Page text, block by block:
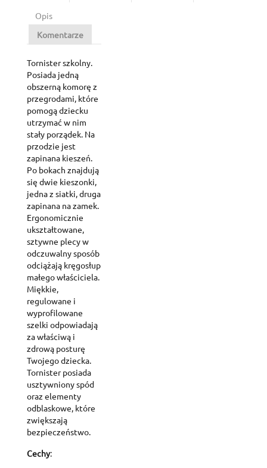
Opis
Komentarze
Tornister szkolny.
Posiada jedną
obszerną komorę z
przegrodami, które
pomogą dziecku
utrzymać w nim
stały porządek. Na
przodzie jest
zapinana kieszeń.
Po bokach znajdują
się dwie kieszonki,
jedna z siatki, druga
zapinana na zamek.
Ergonomicznie
ukształtowane,
sztywne plecy w
odczuwalny sposób
odciążają kręgosłup
małego właściciela.
Miękkie,
regulowane i
wyprofilowane
szelki odpowiadają
za właściwą i
zdrową posturę
Twojego dziecka.
Tornister posiada
usztywniony spód
oraz elementy
odblaskowe, które
zwiększają
bezpieczeństwo.
Cechy: